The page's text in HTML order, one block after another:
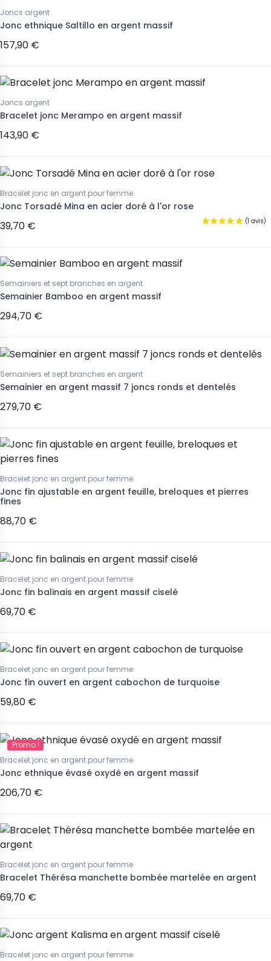
Joncs argent
Jonc ethnique Saltillo en argent massif
157,90 €
Joncs argent
Bracelet jonc Merampo en argent massif
143,90 €
Bracelet jonc en argent pour femme
Jonc Torsadé Mina en acier doré à l'or rose
39,70 €
Semainiers et sept branches en argent
Semainier Bamboo en argent massif
294,70 €
Semainiers et sept branches en argent
Semainier en argent massif 7 joncs ronds et dentelés
279,70 €
Bracelet jonc en argent pour femme
Jonc fin ajustable en argent feuille, breloques et pierres
fines
88,70 €
Bracelet jonc en argent pour femme
Jonc fin balinais en argent massif ciselé
69,70 €
Bracelet jonc en argent pour femme
Jonc fin ouvert en argent cabochon de turquoise
59,80 €
Promo !
Bracelet jonc en argent pour femme
Jonc ethnique évasé oxydé en argent massif
206,70 €
Bracelet jonc en argent pour femme
Bracelet Thérésa manchette bombée martelée en argent
69,70 €
Bracelet jonc en argent pour femme